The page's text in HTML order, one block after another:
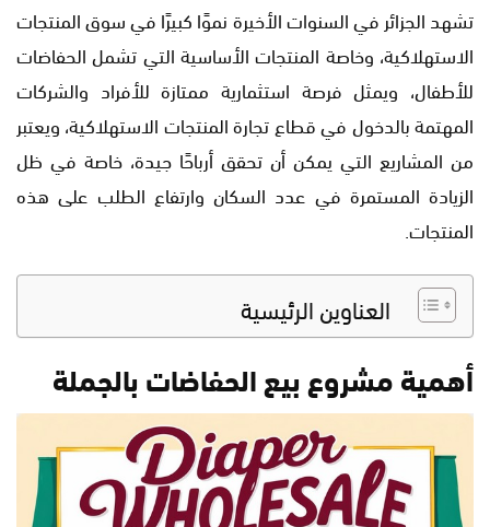
تشهد الجزائر في السنوات الأخيرة نموًا كبيرًا في سوق المنتجات
الاستهلاكية، وخاصة المنتجات الأساسية التي تشمل الحفاضات
للأطفال، ويمثل فرصة استثمارية ممتازة للأفراد والشركات
المهتمة بالدخول في قطاع تجارة المنتجات الاستهلاكية، ويعتبر
من المشاريع التي يمكن أن تحقق أرباحًا جيدة، خاصة في ظل
الزيادة المستمرة في عدد السكان وارتفاع الطلب على هذه
المنتجات.
العناوين الرئيسية
أهمية مشروع بيع الحفاضات بالجملة